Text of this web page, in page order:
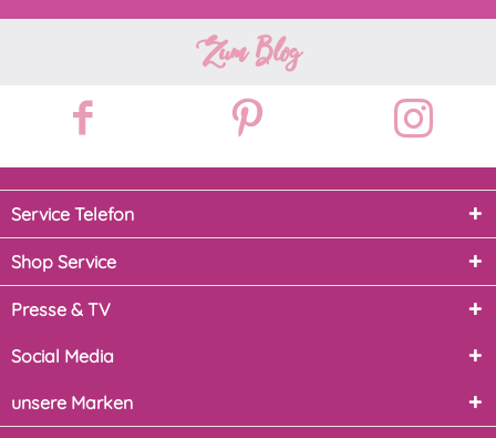
Zum Blog
Service Telefon
Shop Service
Presse & TV
Social Media
unsere Marken